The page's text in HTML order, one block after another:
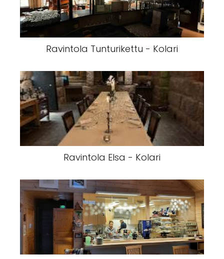
Ravintola Tunturikettu - Kolari
Ravintola Elsa - Kolari